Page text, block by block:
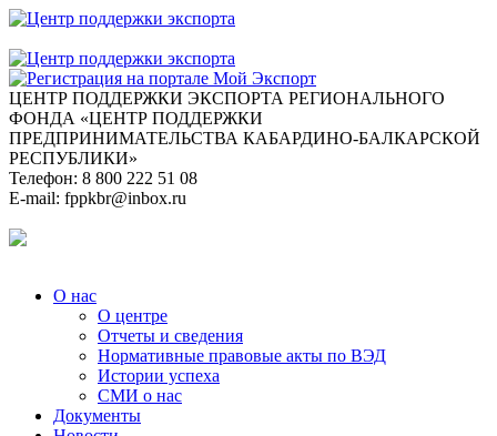
ЦЕНТР ПОДДЕРЖКИ ЭКСПОРТА РЕГИОНАЛЬНОГО
ФОНДА «ЦЕНТР ПОДДЕРЖКИ
ПРЕДПРИНИМАТЕЛЬСТВА КАБАРДИНО-БАЛКАРСКОЙ
РЕСПУБЛИКИ»
Телефон: 8 800 222 51 08
E-mail: fppkbr@inbox.ru
О нас
О центре
Отчеты и сведения
Нормативные правовые акты по ВЭД
Истории успеха
СМИ о нас
Документы